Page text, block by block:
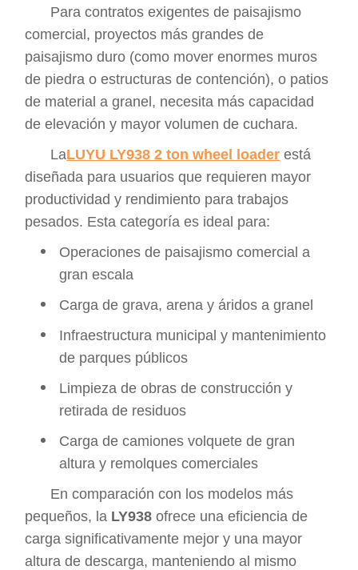
Para contratos exigentes de paisajismo
comercial, proyectos más grandes de
paisajismo duro (como mover enormes muros
de piedra o estructuras de contención), o patios
de material a granel, necesita más capacidad
de elevación y mayor volumen de cuchara.
LaLUYU LY938 2 ton wheel loader está
diseñada para usuarios que requieren mayor
productividad y rendimiento para trabajos
pesados. Esta categoría es ideal para:
Operaciones de paisajismo comercial a
gran escala
Carga de grava, arena y áridos a granel
Infraestructura municipal y mantenimiento
de parques públicos
Limpieza de obras de construcción y
retirada de residuos
Carga de camiones volquete de gran
altura y remolques comerciales
En comparación con los modelos más
pequeños, la LY938 ofrece una eficiencia de
carga significativamente mejor y una mayor
altura de descarga, manteniendo al mismo